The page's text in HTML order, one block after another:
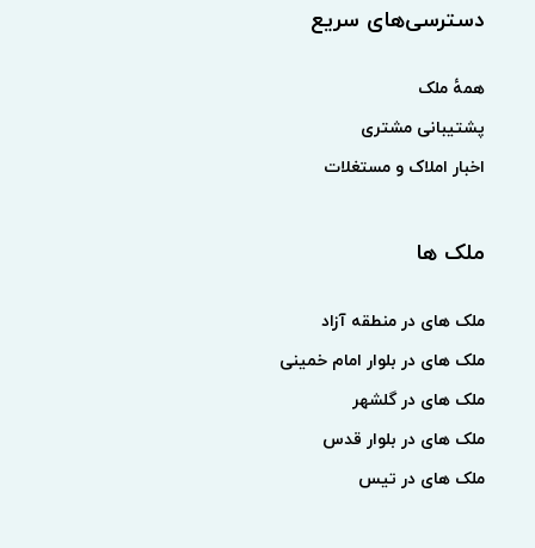
دسترسی‌های سریع
همهٔ ملک
پشتیبانی مشتری
اخبار املاک و مستغلات
ملک ها
ملک های در منطقه آزاد
ملک های در بلوار امام خمینی
ملک های در گلشهر
ملک های در بلوار قدس
ملک های در تیس